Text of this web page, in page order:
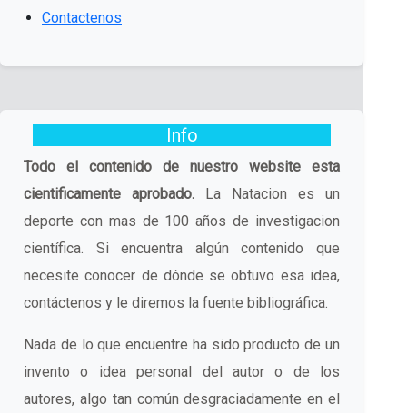
Contactenos
Info
Todo el contenido de nuestro website esta
cientificamente aprobado. La Natacion es un
deporte con mas de 100 años de investigacion
científica. Si encuentra algún contenido que
necesite conocer de dónde se obtuvo esa idea,
contáctenos y le diremos la fuente bibliográfica.
Nada de lo que encuentre ha sido producto de un
invento o idea personal del autor o de los
autores, algo tan común desgraciadamente en el